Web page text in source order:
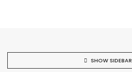
SHOW SIDEBAR